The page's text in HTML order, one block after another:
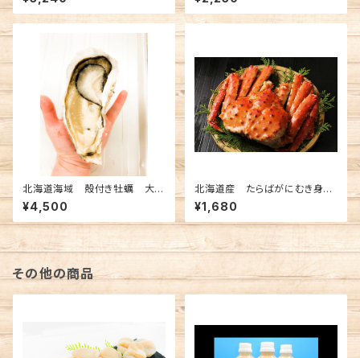
北海道海域 殻付き牡蠣 大サ
イズ 10個
¥4,500
北海道産 たらばがにむき身
100ｇ １パック
¥1,680
その他の商品